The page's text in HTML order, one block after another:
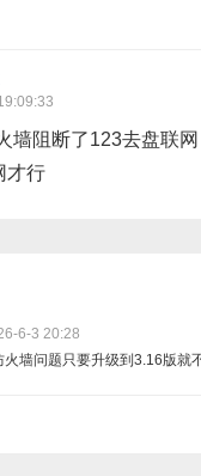
墙阻断了123去盘联
才行
6-3 20:28
火墙问题只要升级到3.16版就